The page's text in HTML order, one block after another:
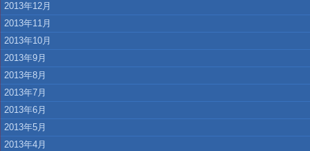
2013年12月
2013年11月
2013年10月
2013年9月
2013年8月
2013年7月
2013年6月
2013年5月
2013年4月